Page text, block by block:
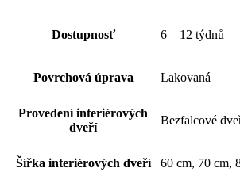
Dostupnosť 6 – 12 týdnů
Povrchová úprava Lakovaná
Provedení interiérových
dveří
Bezfalcové
Šířka interiérových dveří 60 cm, 70 cm,